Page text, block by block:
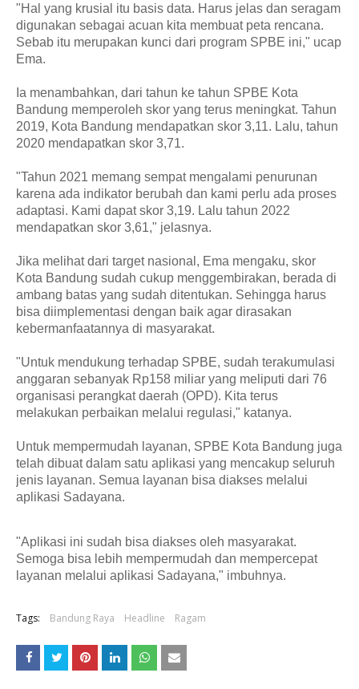
"Hal yang krusial itu basis data. Harus jelas dan seragam
digunakan sebagai acuan kita membuat peta rencana.
Sebab itu merupakan kunci dari program SPBE ini," ucap
Ema.
Ia menambahkan, dari tahun ke tahun SPBE Kota
Bandung memperoleh skor yang terus meningkat. Tahun
2019, Kota Bandung mendapatkan skor 3,11. Lalu, tahun
2020 mendapatkan skor 3,71.
"Tahun 2021 memang sempat mengalami penurunan
karena ada indikator berubah dan kami perlu ada proses
adaptasi. Kami dapat skor 3,19. Lalu tahun 2022
mendapatkan skor 3,61," jelasnya.
Jika melihat dari target nasional, Ema mengaku, skor
Kota Bandung sudah cukup menggembirakan, berada di
ambang batas yang sudah ditentukan. Sehingga harus
bisa diimplementasi dengan baik agar dirasakan
kebermanfaatannya di masyarakat.
"Untuk mendukung terhadap SPBE, sudah terakumulasi
anggaran sebanyak Rp158 miliar yang meliputi dari 76
organisasi perangkat daerah (OPD). Kita terus
melakukan perbaikan melalui regulasi," katanya.
Untuk mempermudah layanan, SPBE Kota Bandung juga
telah dibuat dalam satu aplikasi yang mencakup seluruh
jenis layanan. Semua layanan bisa diakses melalui
aplikasi Sadayana.
"Aplikasi ini sudah bisa diakses oleh masyarakat.
Semoga bisa lebih mempermudah dan mempercepat
layanan melalui aplikasi Sadayana," imbuhnya.
Tags: Bandung Raya Headline Ragam